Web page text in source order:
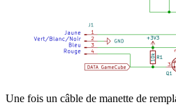
Une fois un câble de manette de